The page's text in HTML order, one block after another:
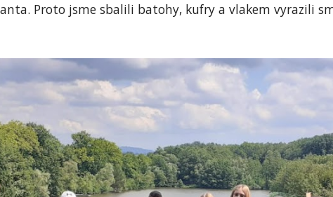
Proto jsme sbalili batohy, kufry a vlakem vyrazili